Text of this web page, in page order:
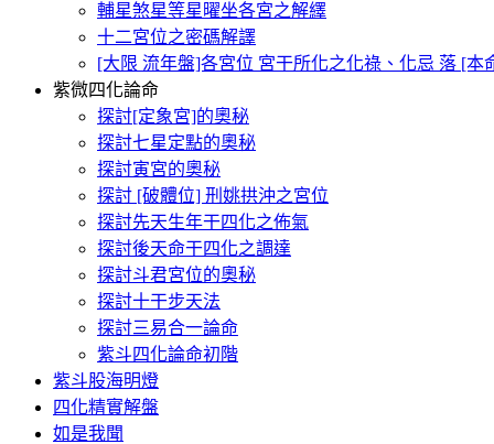
輔星煞星等星曜坐各宮之解繹
十二宮位之密碼解譯
[大限 流年盤]各宮位 宮干所化之化祿、化忌 落 [本
紫微四化論命
探討[定象宮]的奧秘
探討七星定點的奧秘
探討寅宮的奧秘
探討 [破體位] 刑姚拱沖之宮位
探討先天生年干四化之佈氣
探討後天命干四化之調達
探討斗君宮位的奧秘
探討十干步天法
探討三易合一論命
紫斗四化論命初階
紫斗股海明燈
四化精實解盤
如是我聞